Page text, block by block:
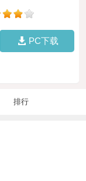
PC下载
排行